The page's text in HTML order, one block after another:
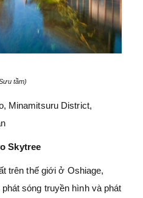
tầm)
Minamitsuru District,
Skytree
trên thế giới ở Oshiage,
sóng truyền hình và phát